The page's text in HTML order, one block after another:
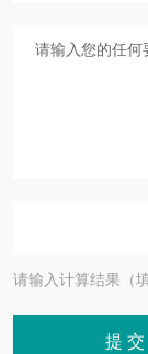
请输入计算结果（